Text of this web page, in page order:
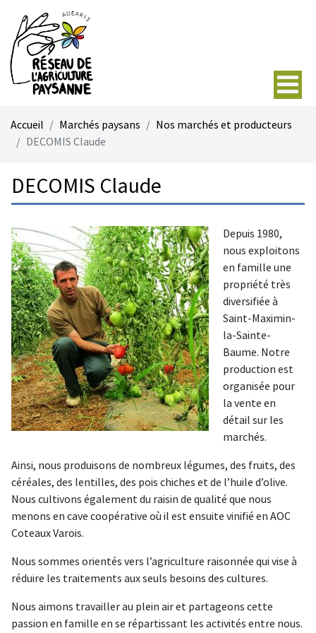
Accueil Marchés paysans
Nos marchés et producteurs
DECOMIS Claude
DECOMIS Claude
Depuis 1980,
nous exploitons
en famille une
propriété très
diversifiée à
Saint-Maximin-
la-Sainte-
Baume. Notre
production est
organisée pour
la vente en
détail sur les
marchés.
Ainsi, nous produisons de nombreux légumes, des fruits, des
céréales, des lentilles, des pois chiches et de l’huile d’olive.
Nous cultivons également du raisin de qualité que nous
menons en cave coopérative où il est ensuite vinifié en AOC
Coteaux Varois.
Nous sommes orientés vers l’agriculture raisonnée qui vise à
réduire les traitements aux seuls besoins des cultures.
Nous aimons travailler au plein air et partageons cette
passion en famille en se répartissant les activités entre nous.